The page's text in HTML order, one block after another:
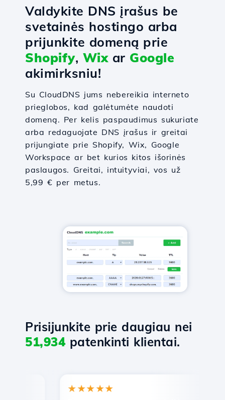
Valdykite DNS įrašus be
svetainės hostingo arba
prijunkite domeną prie
Shopify, Wixar Google
akimirksniu!
Su CloudDNS jums nebereikia interneto
prieglobos, kad galėtumėte naudoti
domeną. Per kelis paspaudimus sukuriate
arba redaguojate DNS įrašus ir greitai
prijungiate prie Shopify, Wix, Google
Workspace ar bet kurios kitos išorinės
paslaugos. Greitai, intuityviai, vos už
5,99 € per metus.
Prisijunkite prie daugiau nei
51,934patenkinti klientai.
★★★★★